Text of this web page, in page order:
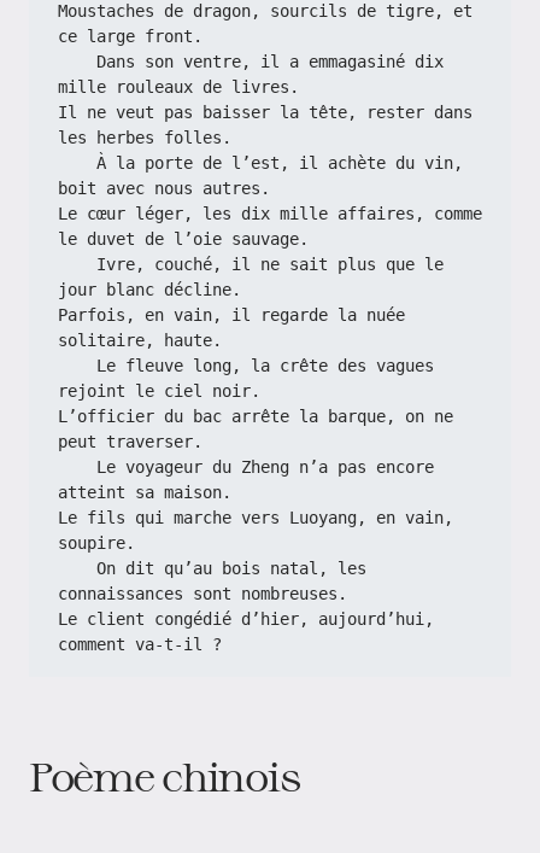
Moustaches de dragon, sourcils de tigre, et
ce large front.
mille rouleaux de livres.
Il ne veut pas baisser la tête, rester dans
les herbes folles.
boit avec nous autres.
Le cœur léger, les dix mille affaires, comme
le duvet de l’oie sauvage.
jour blanc décline.
Parfois, en vain, il regarde la nuée
solitaire, haute.
rejoint le ciel noir.
L’officier du bac arrête la barque, on ne
peut traverser.
atteint sa maison.
Le fils qui marche vers Luoyang, en vain,
soupire.
connaissances sont nombreuses.
Le client congédié d’hier, aujourd’hui,
comment va-t-il ?
Poème chinois